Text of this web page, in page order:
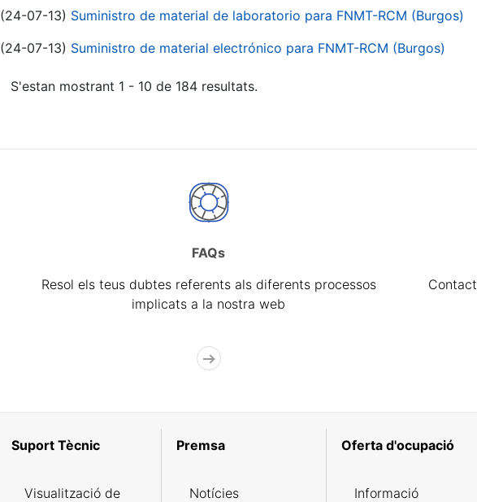
(24-07-13) Suministro de material de laboratorio para FNMT-RCM (Burgos)
(24-07-13) Suministro de material electrónico para FNMT-RCM (Burgos)
S'estan mostrant 1 - 10 de 184 resultats.
FAQs
Resol els teus dubtes referents als diferents processos
implicats a la nostra web
Suport Tècnic
Visualització de
Premsa
Notícies
Oferta d'ocupació
Informació